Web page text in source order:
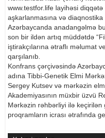
www.testfor.life layihəsi diqqətə
aşkarlanmasına və
Azərbaycanda anadangəlmə
son bir ildən artıq müddətdə
iştirakçılarına ətraflı məlumat
qarşılanıb.
Konfrans çərçivəsində
adına Tibbi-Genetik Elmi
Sergey Kutsev və mərkəzin
Akademiyasının müxbir üzvü
Mərkəzin rəhbərliyi ilə
proqramların icrası ətrafında